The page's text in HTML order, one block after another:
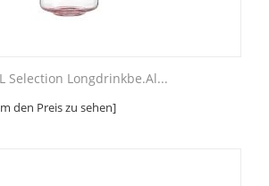
Selection Longdrinkbe.Al...
den Preis zu sehen]